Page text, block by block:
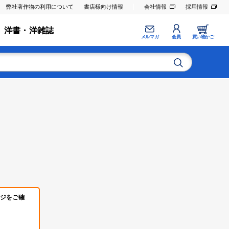
弊社著作物の利用について 書店様向け情報 会社情報 採用情報
洋書・洋雑誌
メルマガ 会員 買い物かご
をご確